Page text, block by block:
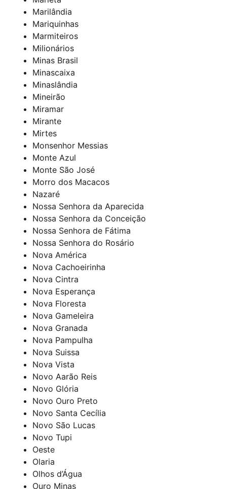
Marilândia
Mariquinhas
Marmiteiros
Milionários
Minas Brasil
Minascaixa
Minaslândia
Mineirão
Miramar
Mirante
Mirtes
Monsenhor Messias
Monte Azul
Monte São José
Morro dos Macacos
Nazaré
Nossa Senhora da Aparecida
Nossa Senhora da Conceição
Nossa Senhora de Fátima
Nossa Senhora do Rosário
Nova América
Nova Cachoeirinha
Nova Cintra
Nova Esperança
Nova Floresta
Nova Gameleira
Nova Granada
Nova Pampulha
Nova Suissa
Nova Vista
Novo Aarão Reis
Novo Glória
Novo Ouro Preto
Novo Santa Cecília
Novo São Lucas
Novo Tupi
Oeste
Olaria
Olhos d’Água
Ouro Minas